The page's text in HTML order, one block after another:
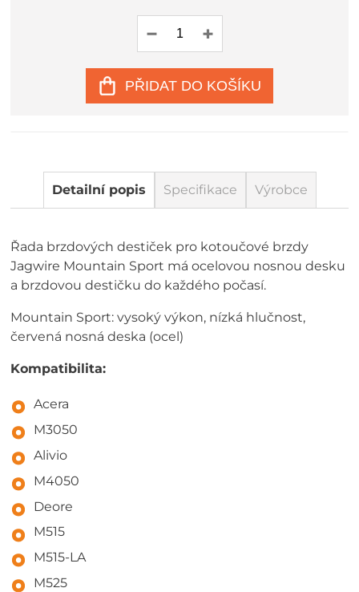
PŘIDAT DO KOŠÍKU
Detailní popis Specifikace Výrobce
Řada brzdových destiček pro kotoučové brzdy
Jagwire Mountain Sport má ocelovou nosnou desku
a brzdovou destičku do každého počasí.
Mountain Sport: vysoký výkon, nízká hlučnost,
červená nosná deska (ocel)
Kompatibilita:
Acera
M3050
Alivio
M4050
Deore
M515
M515-LA
M525